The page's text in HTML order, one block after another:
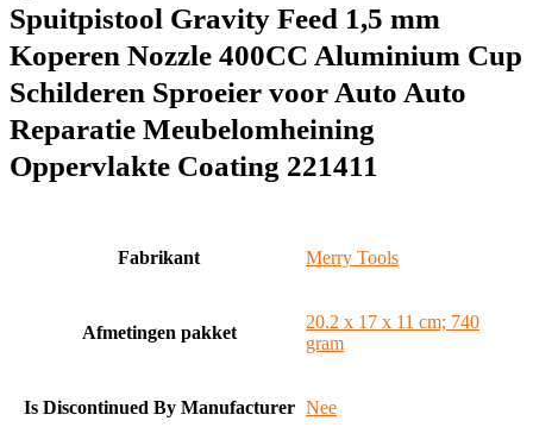
Spuitpistool Gravity Feed 1,5 mm
Koperen Nozzle 400CC Aluminium Cup
Schilderen Sproeier voor Auto Auto
Reparatie Meubelomheining
Oppervlakte Coating 221411
Fabrikant ‎Merry Tools
Afmetingen pakket
‎20.2 x 17 x 11 cm; 740
gram
Is Discontinued By Manufacturer ‎Nee